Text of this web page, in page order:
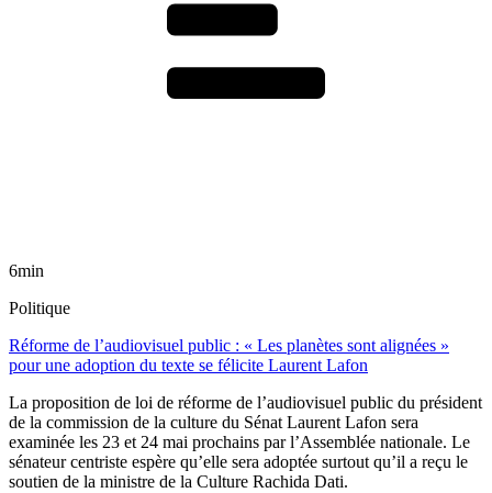
6min
Politique
Réforme de l’audiovisuel public : « Les planètes sont alignées »
pour une adoption du texte se félicite Laurent Lafon
La proposition de loi de réforme de l’audiovisuel public du président
de la commission de la culture du Sénat Laurent Lafon sera
examinée les 23 et 24 mai prochains par l’Assemblée nationale. Le
sénateur centriste espère qu’elle sera adoptée surtout qu’il a reçu le
soutien de la ministre de la Culture Rachida Dati.